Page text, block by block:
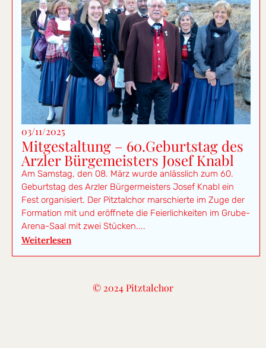
03/11/2025
Mitgestaltung – 60.Geburtstag des
Arzler Bürgemeisters Josef Knabl
Am Samstag, den 08. März wurde anlässlich zum 60.
Geburtstag des Arzler Bürgermeisters Josef Knabl ein
Fest organisiert. Der Pitztalchor marschierte im Zuge der
Formation mit und eröffnete die Feierlichkeiten im Grube-
Arena-Saal mit zwei Stücken....
Weiterlesen
© 2024 Pitztalchor